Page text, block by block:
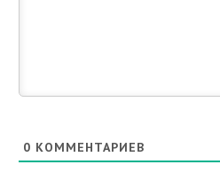
0 КОММЕНТАРИЕВ